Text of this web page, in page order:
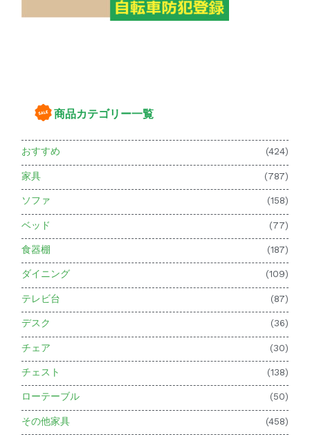
商品カテゴリー一覧
おすすめ (424)
家具 (787)
ソファ (158)
ベッド (77)
食器棚 (187)
ダイニング (109)
テレビ台 (87)
デスク (36)
チェア (30)
チェスト (138)
ローテーブル (50)
その他家具 (458)